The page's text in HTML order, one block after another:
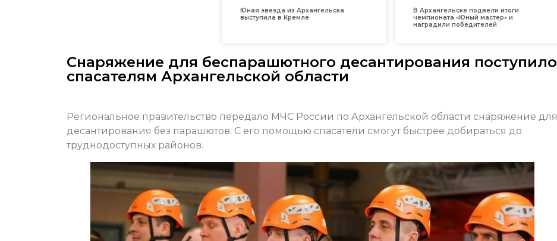
Юная звезда из Архангельска
выступила в Кремле
В Архангельске подвели итоги
чемпионата «Юный мастер» и
наградили победителей
Снаряжение для беспарашютного десантирования поступило
спасателям Архангельской области
Региональное правительство передало МЧС России по Архангельской области снаряжение для
десантирования без парашютов. С его помощью спасатели смогут быстрее добираться до
труднодоступных районов.